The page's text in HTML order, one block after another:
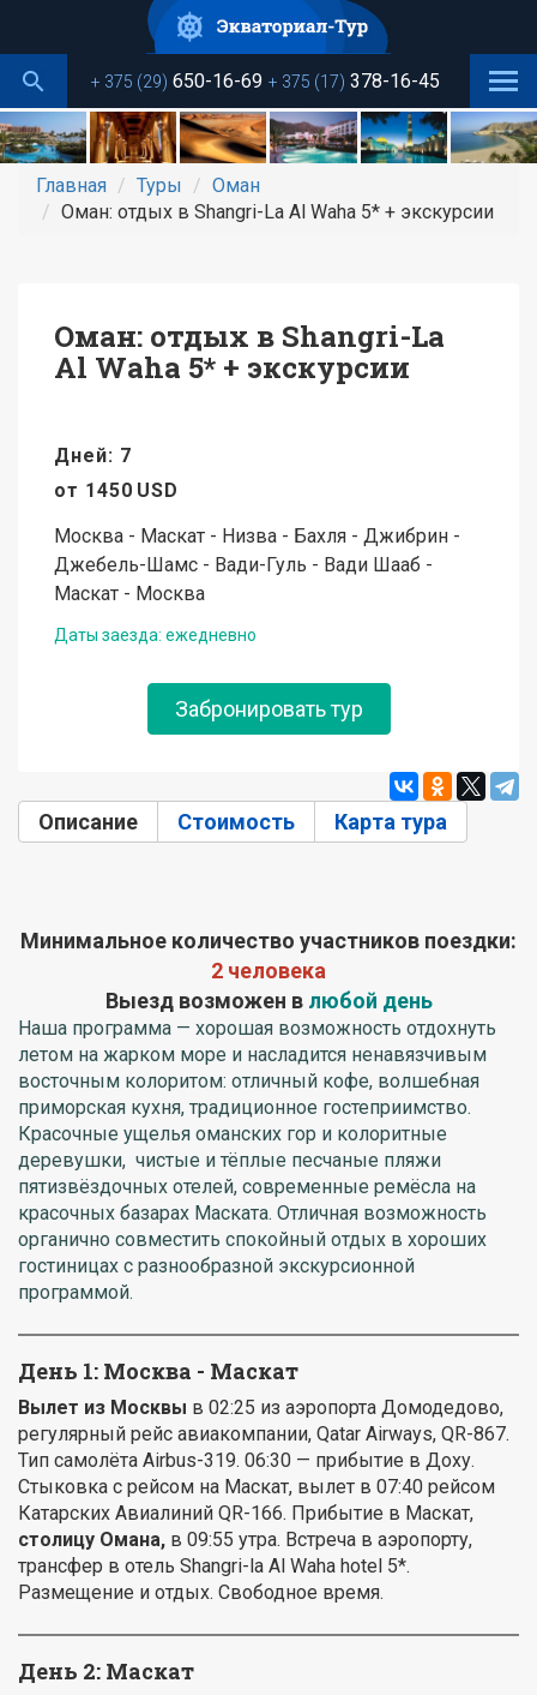
основному
содержанию+ 375 (29) 650-16-69 + 375 (17) 378-16-45
Главная Туры
Оман
Оман: отдых в Shangri-La Al Waha 5* + экскурсии
Оман: отдых в Shangri-La
Al Waha 5* + экскурсии
Дней: 7
от 1450 USD
Москва - Маскат - Низва - Бахля - Джибрин -
Джебель-Шамс - Вади-Гуль - Вади Шааб -
Маскат - Москва
Даты заезда: ежедневно
Забронировать тур
Описание (активная вкладка)
Стоимость Карта тура
Минимальное количество участников поездки:
2 человека
Выезд возможен в любой день
Наша программа — хорошая возможность отдохнуть
летом на жарком море и насладится ненавязчивым
восточным колоритом: отличный кофе, волшебная
приморская кухня, традиционное гостеприимство.
Красочные ущелья оманских гор и колоритные
деревушки, чистые и тёплые песчаные пляжи
пятизвёздочных отелей, современные ремёсла на
красочных базарах Маската. Отличная возможность
органично совместить спокойный отдых в хороших
гостиницах с разнообразной экскурсионной
программой.
День 1: Москва - Маскат
Вылет из Москвы в 02:25 из аэропорта Домодедово,
регулярный рейс авиакомпании, Qatar Airways, QR-867.
Тип самолёта Airbus-319. 06:30 — прибытие в Доху.
Стыковка с рейсом на Маскат, вылет в 07:40 рейсом
Катарских Авиалиний QR-166. Прибытие в Маскат,
столицу Омана, в 09:55 утра. Встреча в аэропорту,
трансфер в отель Shangri-la Al Waha hotel 5*.
Размещение и отдых. Свободное время.
День 2: Маскат